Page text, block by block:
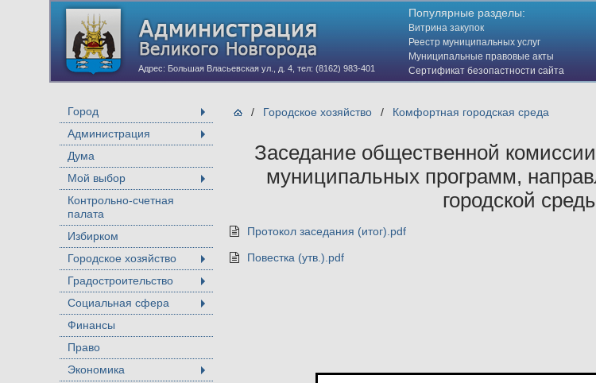
Адрес: Большая Власьевская ул., д. 4, тел: (8162) 983-401
Популярные разделы:
Витрина закупок
Реестр муниципальных услуг
Муниципальные правовые акты
Сертификат безопастности сайта
(HTTPS)
Город
Администрация
Дума
Мой выбор
Контрольно-счетная
палата
Избирком
Городское хозяйство
Градостроительство
Социальная сфера
Финансы
Право
Экономика
/ Городское хозяйство / Комфортная городская среда
Заседание общественной
муниципальных программ,
городской
Протокол заседания (итог).pdf
Повестка (утв.).pdf